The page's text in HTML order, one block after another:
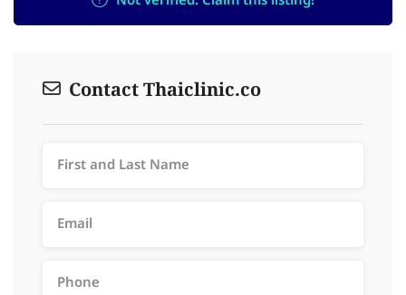
Contact Thaiclinic.co